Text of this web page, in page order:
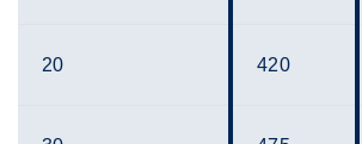
20 420